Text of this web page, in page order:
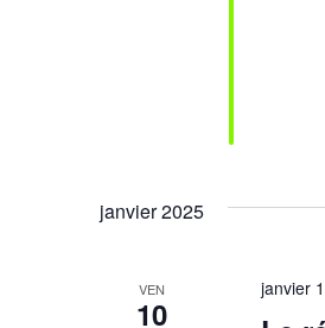
janvier 2025
VEN
10
janvier